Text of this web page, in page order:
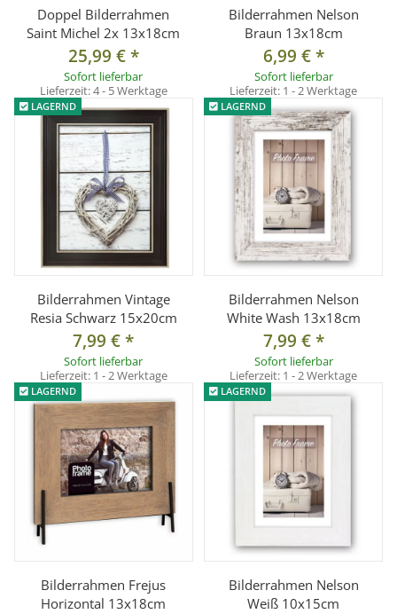
Doppel Bilderrahmen
Saint Michel 2x 13x18cm
25,99 €*
Sofort lieferbar
Lieferzeit:4 - 5 Werktage
Bilderrahmen Nelson
Braun 13x18cm
6,99 €*
Sofort lieferbar
Lieferzeit: 1 - 2 Werktage
LAGERND
Bilderrahmen Vintage
Resia Schwarz 15x20cm
7,99 €*
Sofort lieferbar
Lieferzeit: 1 - 2 Werktage
LAGERND
Bilderrahmen Nelson
White Wash 13x18cm
7,99 €*
Sofort lieferbar
Lieferzeit: 1 - 2 Werktage
LAGERND
Bilderrahmen Frejus
Horizontal 13x18cm
LAGERND
Bilderrahmen Nelson
Weiß 10x15cm